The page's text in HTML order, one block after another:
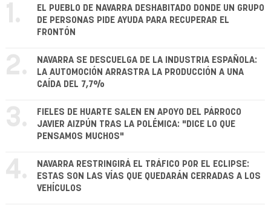
1.
EL PUEBLO DE NAVARRA DESHABITADO DONDE UN GRUPO
DE PERSONAS PIDE AYUDA PARA RECUPERAR EL
FRONTÓN
2.
NAVARRA SE DESCUELGA DE LA INDUSTRIA ESPAÑOLA:
LA AUTOMOCIÓN ARRASTRA LA PRODUCCIÓN A UNA
CAÍDA DEL 7,7%
3.
FIELES DE HUARTE SALEN EN APOYO DEL PÁRROCO
JAVIER AIZPÚN TRAS LA POLÉMICA: "DICE LO QUE
PENSAMOS MUCHOS"
4.
NAVARRA RESTRINGIRÁ EL TRÁFICO POR EL ECLIPSE:
ESTAS SON LAS VÍAS QUE QUEDARÁN CERRADAS A LOS
VEHÍCULOS